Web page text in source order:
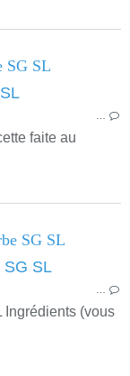
SG SL
faite au
SG SL
Ingrédients (vous